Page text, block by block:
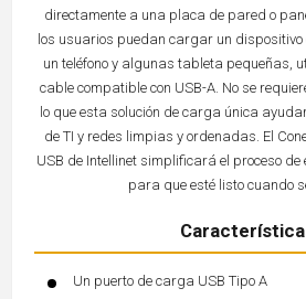
directamente a una placa de pared o
los usuarios puedan cargar un dispositivo
un teléfono y algunas tableta pequeñas,
cable compatible con USB-A. No se
lo que esta solución de carga única
de TI y redes limpias y ordenadas. El
USB de Intellinet simplificará el proceso
para que esté listo cuando
Un puerto de carga USB Tipo A